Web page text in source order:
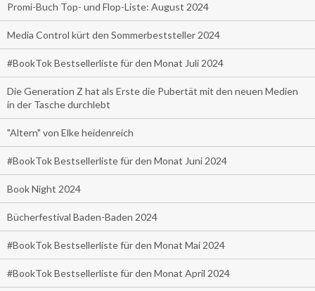
Promi-Buch Top- und Flop-Liste: August 2024
Media Control kürt den Sommerbeststeller 2024
#BookTok Bestsellerliste für den Monat Juli 2024
Die Generation Z hat als Erste die Pubertät mit den neuen Medien
in der Tasche durchlebt
"Altern" von Elke heidenreich
#BookTok Bestsellerliste für den Monat Juni 2024
Book Night 2024
Bücherfestival Baden-Baden 2024
#BookTok Bestsellerliste für den Monat Mai 2024
#BookTok Bestsellerliste für den Monat April 2024